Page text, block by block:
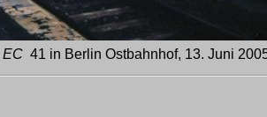
EC41 in Berlin Ostbahnhof, 13. Juni